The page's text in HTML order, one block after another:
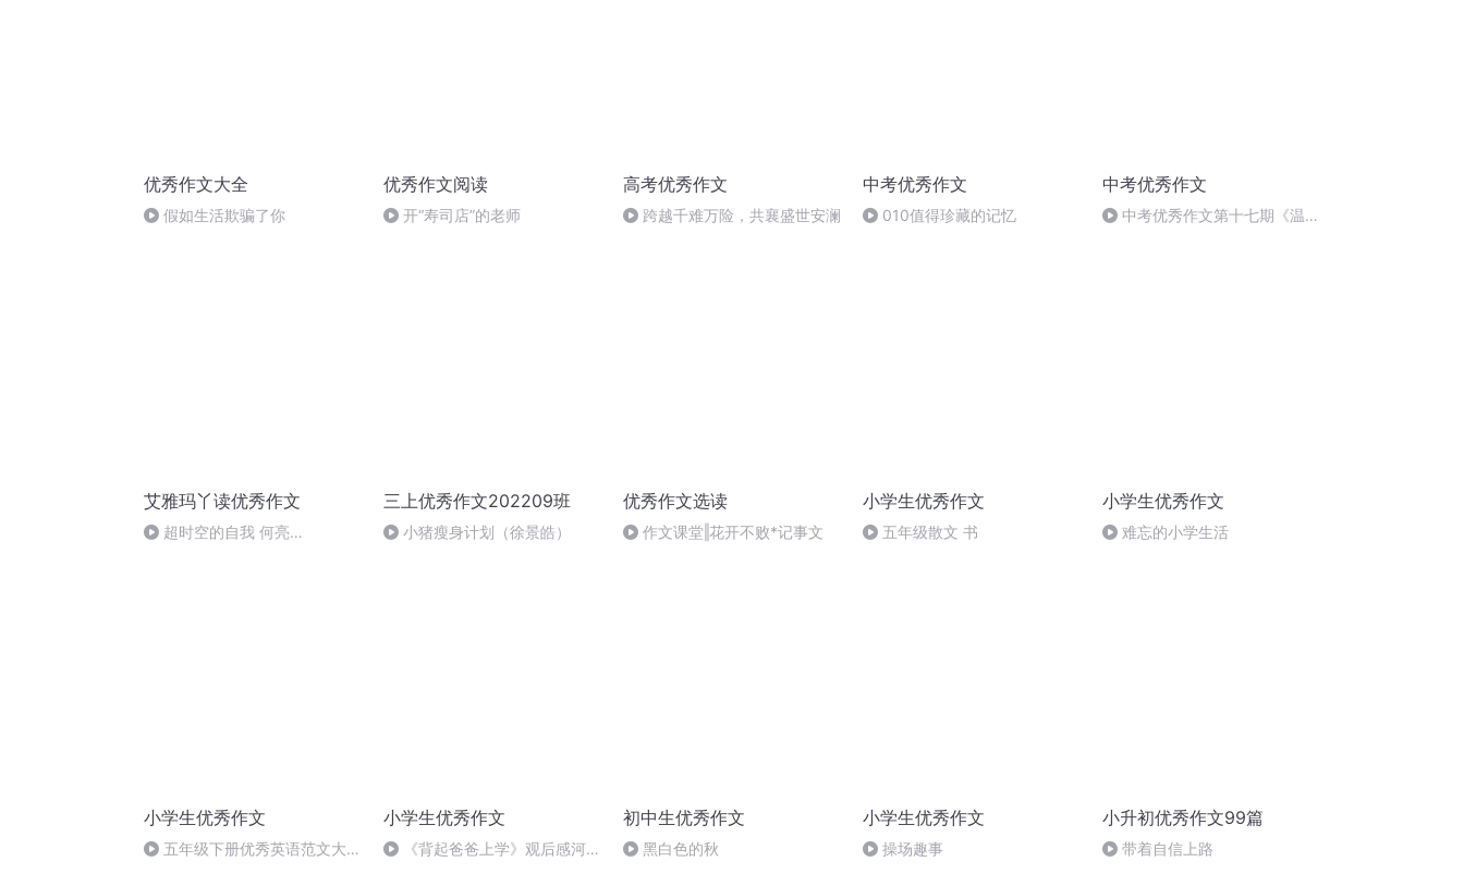
优秀作文大全
假如生活欺骗了你
优秀作文阅读
开“寿司店”的老师
高考优秀作文
跨越千难万险，共襄盛世安澜
中考优秀作文
010值得珍藏的记忆
中考优秀作文
中考优秀作文第十七期《温暖
艾雅玛丫读优秀作文
超时空的自我 何亮
三上优秀作文202209班
小猪瘦身计划（徐景皓）
优秀作文选读
作文课堂‖花开不败*记事文
小学生优秀作文
五年级散文 书
小学生优秀作文
难忘的小学生活
小学生优秀作文
五年级下册优秀英语范文大合
小学生优秀作文
《背起爸爸上学》观后感河南
初中生优秀作文
黑白色的秋
小学生优秀作文
操场趣事
小升初优秀作文99篇
带着自信上路